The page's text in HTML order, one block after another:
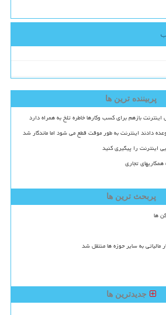
پربیننده ترین ها
بازهم برای کسب وکارها خاطره تلخ به همراه دارد
اینترنت را پیگیری کنید
تجاری
پربحث ترین ها
ها
جدیدترین ها